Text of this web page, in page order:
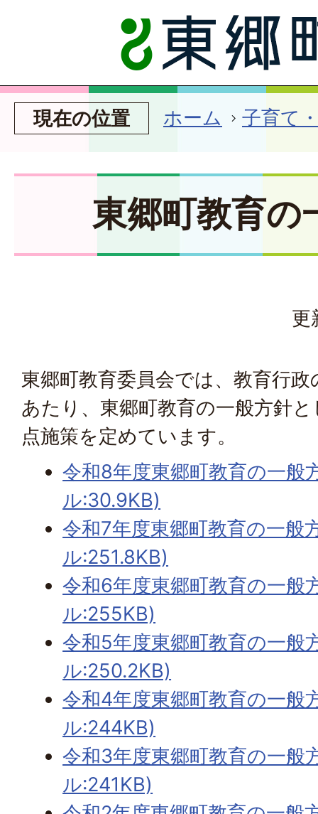
現在の位置 ホーム 子育て
東郷町教育の
更
東郷町教育委員会では、教育行
あたり、東郷町教育の一般方針
点施策を定めています。
令和8年度東郷町教育の一般
ル:30.9KB)
令和7年度東郷町教育の一般
ル:251.8KB)
令和6年度東郷町教育の一般
ル:255KB)
令和5年度東郷町教育の一般
ル:250.2KB)
令和4年度東郷町教育の一般
ル:244KB)
令和3年度東郷町教育の一般
ル:241KB)